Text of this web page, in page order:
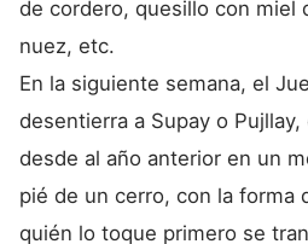
de cordero, quesillo con miel
nuez, etc.
En la siguiente semana, el
desentierra a Supay o
desde al año anterior en un
pié de un cerro, con la forma
quién lo toque primero se